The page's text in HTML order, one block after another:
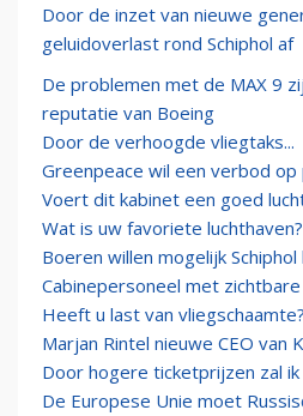
Door de inzet van nieuwe
geluidoverlast rond Schiphol af
De problemen met de MAX 9
reputatie van Boeing
Door de verhoogde vliegtaks...
Greenpeace wil een verbod
Voert dit kabinet een goed
Wat is uw favoriete luchthaven?
Boeren willen mogelijk
Cabinepersoneel met
Heeft u last van vliegschaamte?
Marjan Rintel nieuwe CEO van
Door hogere ticketprijzen zal
De Europese Unie moet